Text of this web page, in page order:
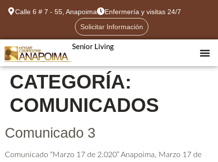
Calle 6 # 7 - 55, Anapoima
Enfermería y visitas 24/7
Solicitar Información
Senior Living
CATEGORÍA:
COMUNICADOS
Comunicado 3
Comunicado “Marzo 17 de 2.020” Anapoima, Marzo 17 de